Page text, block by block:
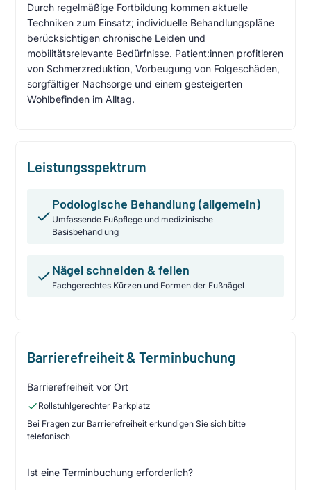
Durch regelmäßige Fortbildung kommen aktuelle
Techniken zum Einsatz; individuelle Behandlungspläne
berücksichtigen chronische Leiden und
mobilitätsrelevante Bedürfnisse. Patient:innen profitieren
von Schmerzreduktion, Vorbeugung von Folgeschäden,
sorgfältiger Nachsorge und einem gesteigerten
Wohlbefinden im Alltag.
Leistungsspektrum
Podologische Behandlung (allgemein)
Umfassende Fußpflege und medizinische
Basisbehandlung
Nägel schneiden & feilen
Fachgerechtes Kürzen und Formen der Fußnägel
Barrierefreiheit & Terminbuchung
Barrierefreiheit vor Ort
Rollstuhlgerechter Parkplatz
Bei Fragen zur Barrierefreiheit erkundigen Sie sich bitte
telefonisch
Ist eine Terminbuchung erforderlich?